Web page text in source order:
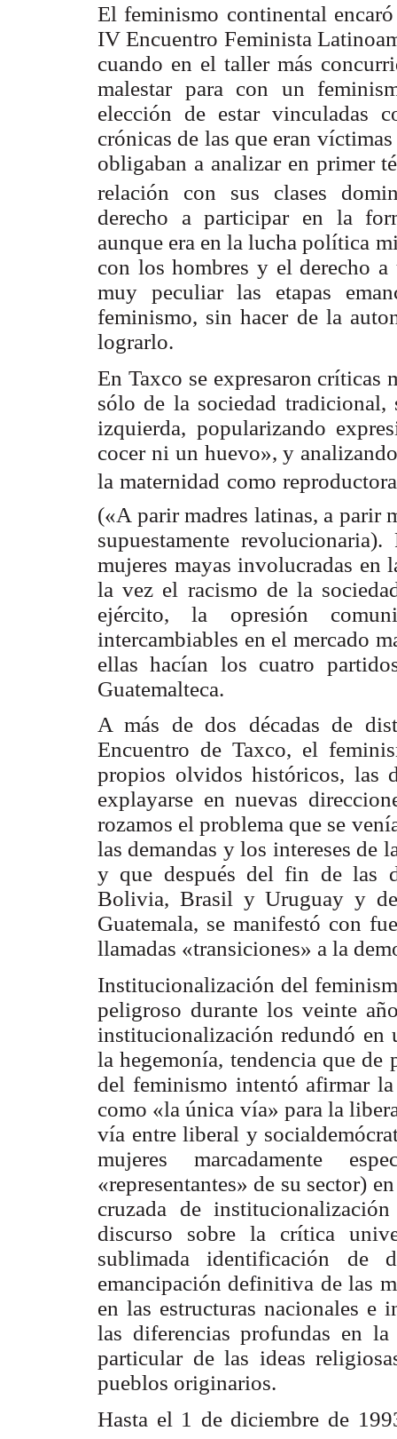
El feminismo continental
IV Encuentro Feminista
cuando en el taller más
malestar para con un
elección de estar vinculadas
crónicas de las que eran
obligaban a analizar en primer
relación con sus clases
derecho a participar en la
aunque era en la lucha política
con los hombres y el derecho
muy peculiar las etapas
feminismo, sin hacer de la
lograrlo.
En Taxco se expresaron críticas
sólo de la sociedad
izquierda, popularizando
cocer ni un huevo», y
la maternidad como
(«A parir madres latinas, a parir
supuestamente
mujeres mayas involucradas en
la vez el racismo de la
ejército, la opresión
intercambiables en el mercado
ellas hacían los cuatro
Guatemalteca.
A más de dos décadas de
Encuentro de Taxco, el
propios olvidos históricos, las
explayarse en nuevas
rozamos el problema que se
las demandas y los intereses de
y que después del fin de las
Bolivia, Brasil y Uruguay y
Guatemala, se manifestó con
llamadas «transiciones» a la
Institucionalización del
peligroso durante los veinte
institucionalización redundó en
la hegemonía, tendencia que
del feminismo intentó afirmar
como «la única vía» para la
vía entre liberal y
mujeres marcadamente
«representantes» de su sector)
cruzada de
discurso sobre la crítica
sublimada identificación de
emancipación definitiva de las
en las estructuras nacionales e
las diferencias profundas en
particular de las ideas
pueblos originarios.
Hasta el 1 de diciembre de